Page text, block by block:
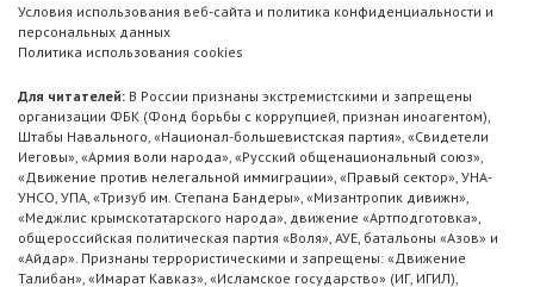
Условия использования веб-сайта и политика конфиденциальности и
персональных данных
Политика использования cookies
Для читателей: В России признаны экстремистскими и запрещены
организации ФБК (Фонд борьбы с коррупцией, признан иноагентом),
Штабы Навального, «Национал-большевистская партия», «Свидетели
Иеговы», «Армия воли народа», «Русский общенациональный союз»,
«Движение против нелегальной иммиграции», «Правый сектор», УНА-
УНСО, УПА, «Тризуб им. Степана Бандеры», «Мизантропик дивижн»,
«Меджлис крымскотатарского народа», движение «Артподготовка»,
общероссийская политическая партия «Воля», АУЕ, батальоны «Азов» и
«Айдар». Признаны террористическими и запрещены: «Движение
Талибан», «Имарат Кавказ», «Исламское государство» (ИГ, ИГИЛ),